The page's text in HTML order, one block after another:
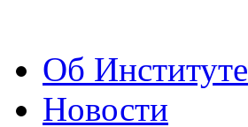
Об Институте
Новости